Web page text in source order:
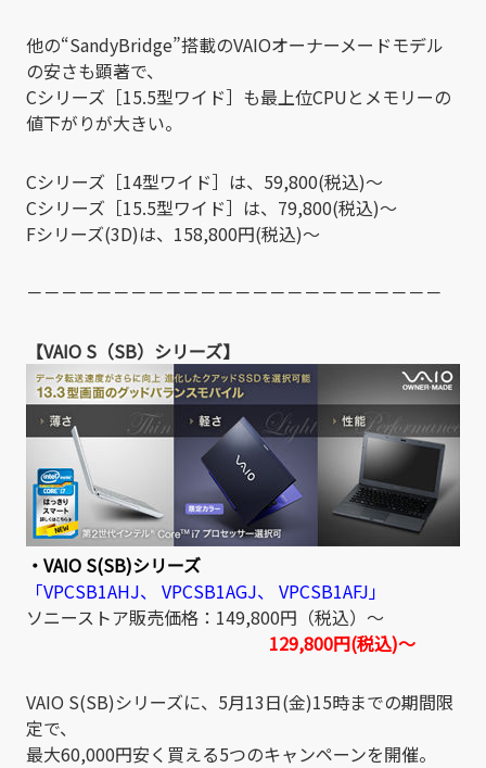
他の“SandyBridge”搭載のVAIOオーナーメードモデル
の安さも顕著で、
Cシリーズ［15.5型ワイド］も最上位CPUとメモリーの
値下がりが大きい。
Cシリーズ［14型ワイド］は、59,800(税込)～
Cシリーズ［15.5型ワイド］は、79,800(税込)～
Fシリーズ(3D)は、158,800円(税込)～
－－－－－－－－－－－－－－－－－－－－－－－－
【VAIO S（SB）シリーズ】
・VAIO S(SB)シリーズ
「VPCSB1AHJ、 VPCSB1AGJ、 VPCSB1AFJ」
ソニーストア販売価格：149,800円（税込）～
129,800円(税込)～
VAIO S(SB)シリーズに、5月13日(金)15時までの期間限
定で、
最大60,000円安く買える5つのキャンペーンを開催。